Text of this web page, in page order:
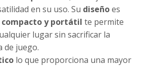
en su uso. Su diseñoes
y portátil te permite
lugar sin sacrificar la
de juego.
lo que proporciona una mayor